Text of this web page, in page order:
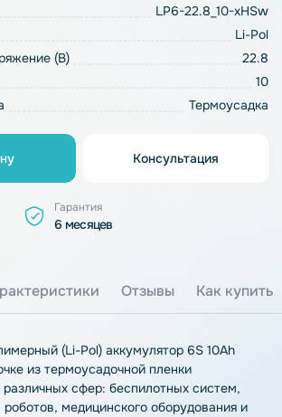
LP6-22.8_10-xHSw
Li-Pol
(В)
22.8
10
Термоусадка
Консультация
Гарантия
6 месяцев
Отзывы Как купить
(Li-Pol) аккумулятор 6S 10Ah
из термоусадочной пленки
различных сфер: беспилотных систем,
роботов, медицинского оборудования и